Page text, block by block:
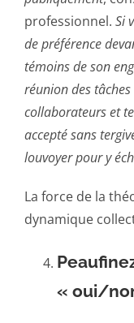
professionnel. Si
de préférence
témoins de son
réunion des
collaborateurs et
accepté sans
louvoyer pour y
La force de la
dynamique
« oui/